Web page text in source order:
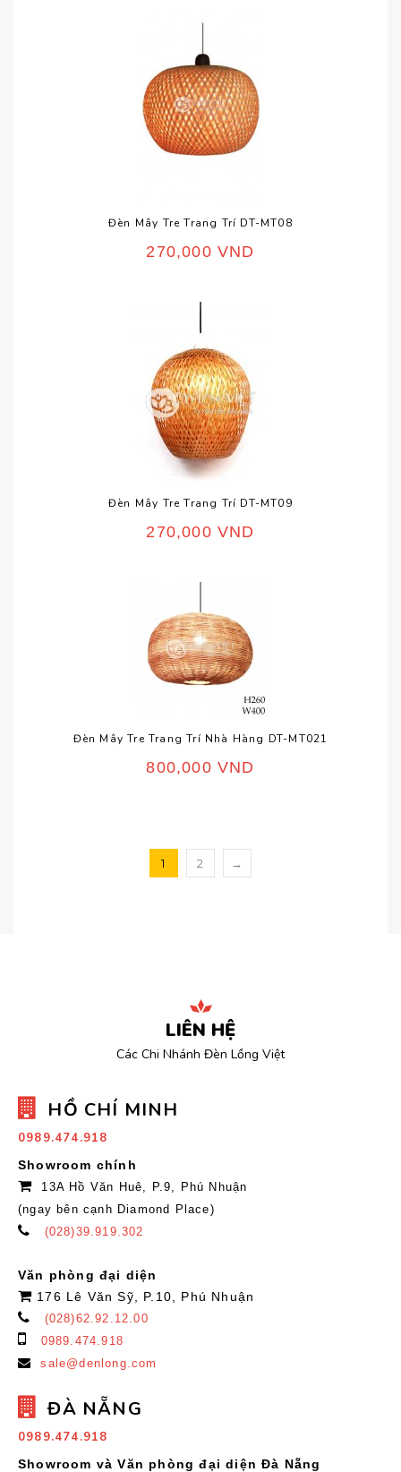
Đèn Mây Tre Trang Trí DT-MT08
270,000 VND
Đèn Mây Tre Trang Trí DT-MT09
270,000 VND
Đèn Mây Tre Trang Trí Nhà Hàng DT-MT021
800,000 VND
1 2 →
LIÊN HỆ
Các Chi Nhánh Đèn Lồng Việt
HỒ CHÍ MINH
0989.474.918
Showroom chính
13A Hồ Văn Huê, P.9, Phú Nhuận
(ngay bên cạnh Diamond Place)
(028)39.919.302
Văn phòng đại diện
176 Lê Văn Sỹ, P.10, Phú Nhuận
(028)62.92.12.00
0989.474.918
sale@denlong.com
ĐÀ NẴNG
0989.474.918
Showroom và Văn phòng đại diện Đà Nẵng